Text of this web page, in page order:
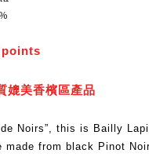
媲美香檳區產品
Noirs”, this is Bailly
made from black Pinot